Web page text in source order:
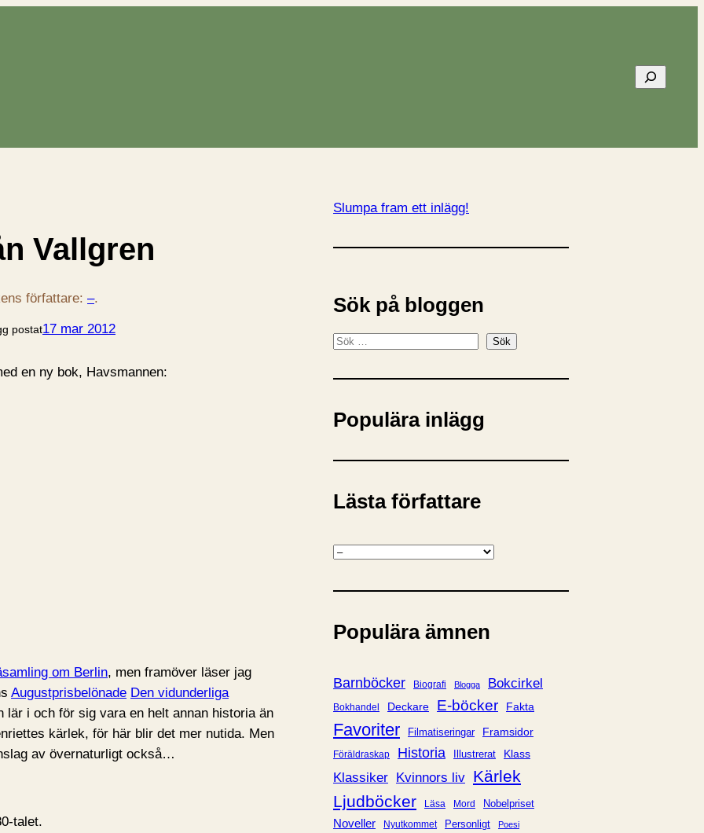
Sök
Vallgren
författare: –.
postat17 mar 2012
en ny bok, Havsmannen:
om Berlin, men framöver läser jag
Augustprisbelönade Den vidunderliga
lär i och för sig vara en helt annan historia än
kärlek, för här blir det mer nutida. Men
av övernaturligt också…
talet.
Slumpa fram ett inlägg!
Sök på bloggen
S
k
Sök
Populära inlägg
Lästa författare
K
t
g
i
e
r
Populära ämnen
Barnböcker Biografi Blogga Bokcirkel
Bokhandel Deckare E-böcker Fakta
Favoriter Filmatiseringar Framsidor
Föräldraskap Historia Illustrerat Klass
Klassiker Kvinnors liv Kärlek
Ljudböcker
Läsa Mord Nobelpriset
Noveller Nyutkommet Personligt Poesi